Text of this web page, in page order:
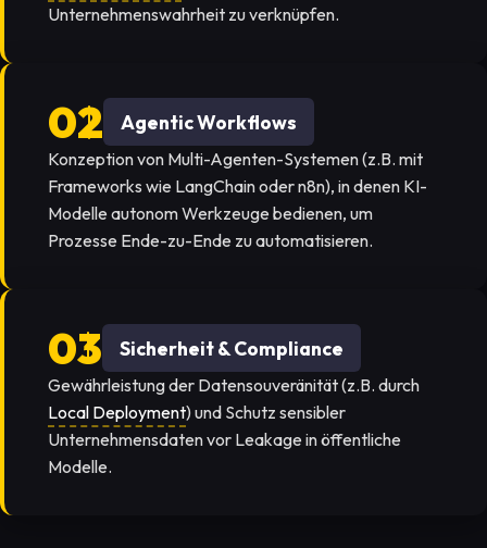
Unternehmenswahrheit zu verknüpfen.
Agentic Workflows
Konzeption von Multi-Agenten-Systemen (z.B. mit
Frameworks wie LangChain oder n8n), in denen KI-
Modelle autonom Werkzeuge bedienen, um
Prozesse Ende-zu-Ende zu automatisieren.
Sicherheit & Compliance
Gewährleistung der Datensouveränität (z.B. durch
Local Deployment) und Schutz sensibler
Unternehmensdaten vor Leakage in öffentliche
Modelle.